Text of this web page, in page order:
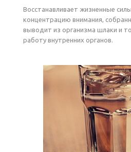
Восстанавливает жизненные
концентрацию внимания,
выводит из организма шлаки и
работу внутренних органов.